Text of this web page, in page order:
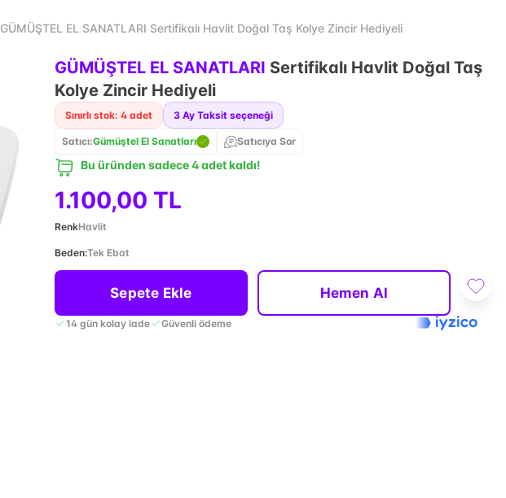
GÜMÜŞTEL EL SANATLARI Sertifikalı Havlit Doğal Taş Kolye Zincir Hediyeli
GÜMÜŞTEL EL SANATLARI Sertifikalı Havlit Doğal Taş
Kolye Zincir Hediyeli
Sınırlı stok: 4 adet 3 Ay Taksit seçeneği
Satıcı:Gümüştel El Sanatları Satıcıya Sor
Bu üründen sadece 4 adet kaldı!
1.100,00 TL
RenkHavlit
Beden:Tek Ebat
Sepete Ekle Hemen Al
14 gün kolay iade Güvenli ödeme